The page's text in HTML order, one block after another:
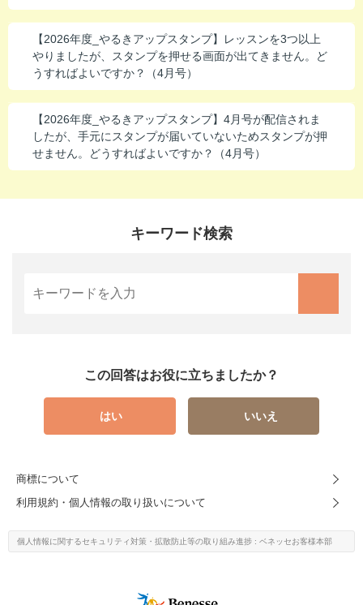
会員サイトはこちら
【2026年度_やるきアップスタンプ】レッスンを3つ以上
やりましたが、スタンプを押せる画面が出てきません。ど
うすればよいですか？（4月号）
【2026年度_やるきアップスタンプ】4月号が配信されま
したが、手元にスタンプが届いていないためスタンプが押
せません。どうすればよいですか？（4月号）
キーワード検索
この回答はお役に立ちましたか？
はい いいえ
商標について
利用規約・個人情報の取り扱いについて
個人情報に関するセキュリティ対策・ 拡散防止等の取り組み進捗 : ベネッセお客様本部